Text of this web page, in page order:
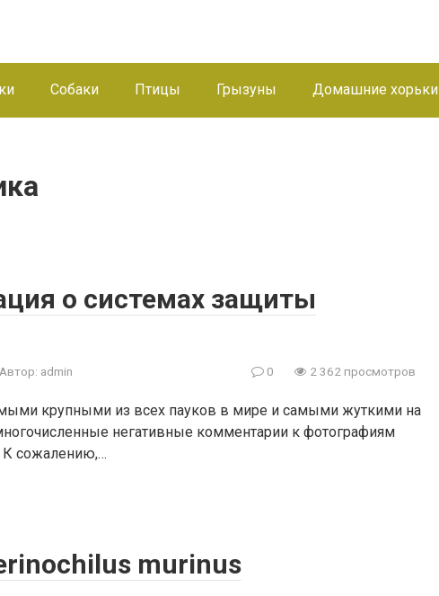
Собаки Птицы Грызуны Домашние хорьки
о системах защиты
Автор: admin 0 2 362 просмотров
крупными из всех пауков в мире и самыми жуткими на
негативные комментарии к фотографиям
К сожалению,…
murinus